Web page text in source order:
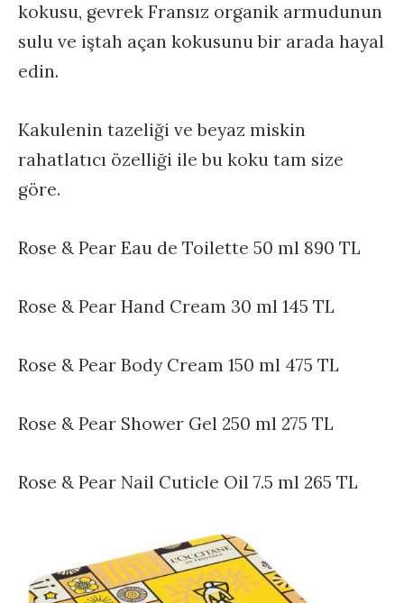
kokusu, gevrek Fransız organik armudunun
sulu ve iştah açan kokusunu bir arada hayal
edin.
Kakulenin tazeliği ve beyaz miskin
rahatlatıcı özelliği ile bu koku tam size
göre.
Rose & Pear Eau de Toilette 50 ml 890 TL
Rose & Pear Hand Cream 30 ml 145 TL
Rose & Pear Body Cream 150 ml 475 TL
Rose & Pear Shower Gel 250 ml 275 TL
Rose & Pear Nail Cuticle Oil 7.5 ml 265 TL